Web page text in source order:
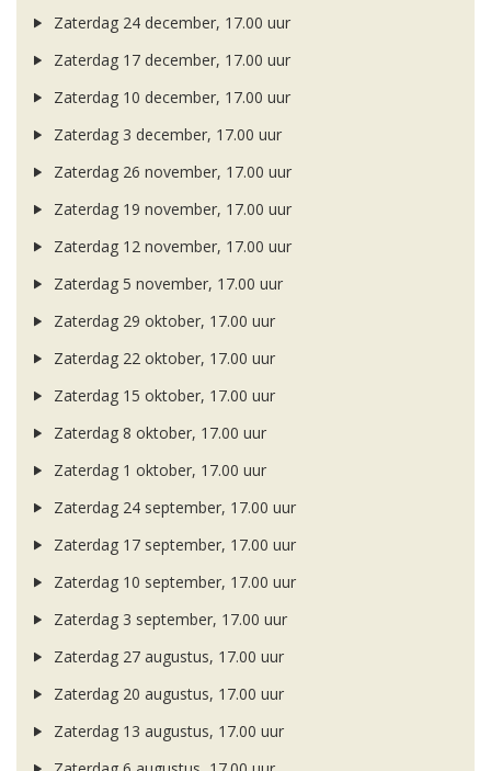
Zaterdag 24 december, 17.00 uur
Zaterdag 17 december, 17.00 uur
Zaterdag 10 december, 17.00 uur
Zaterdag 3 december, 17.00 uur
Zaterdag 26 november, 17.00 uur
Zaterdag 19 november, 17.00 uur
Zaterdag 12 november, 17.00 uur
Zaterdag 5 november, 17.00 uur
Zaterdag 29 oktober, 17.00 uur
Zaterdag 22 oktober, 17.00 uur
Zaterdag 15 oktober, 17.00 uur
Zaterdag 8 oktober, 17.00 uur
Zaterdag 1 oktober, 17.00 uur
Zaterdag 24 september, 17.00 uur
Zaterdag 17 september, 17.00 uur
Zaterdag 10 september, 17.00 uur
Zaterdag 3 september, 17.00 uur
Zaterdag 27 augustus, 17.00 uur
Zaterdag 20 augustus, 17.00 uur
Zaterdag 13 augustus, 17.00 uur